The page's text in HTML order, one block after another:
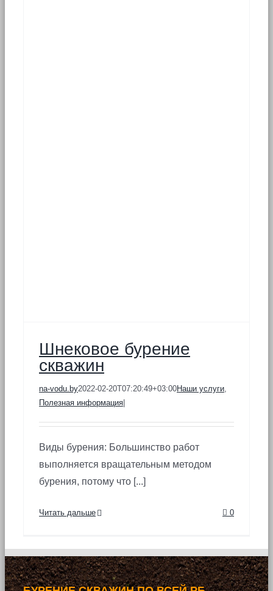
Шнековое бурение
скважин
na-vodu.by2022-02-20T07:20:49+03:00Наши услуги,
Полезная информация
Виды бурения: Большинство работ
выполняется вращательным методом
бурения, потому что [...]
Читать дальше 0